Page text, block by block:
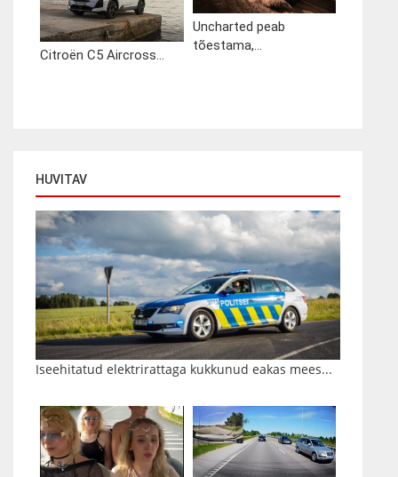
Citroën C5 Aircross...
Uncharted peab
tõestama,...
HUVITAV
Iseehitatud elektrirattaga kukkunud eakas mees...